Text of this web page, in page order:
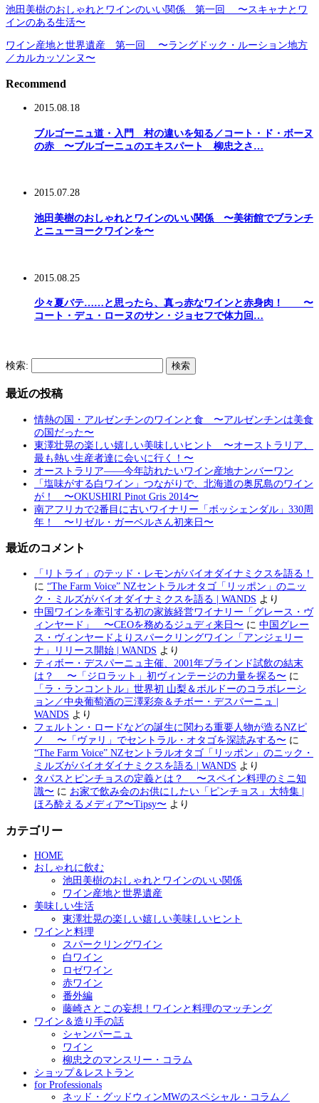
池田美樹のおしゃれとワインのいい関係 第一回 〜スキャナとワ
インのある生活〜
ワイン産地と世界遺産 第一回 〜ラングドック・ルーション地方
／カルカッソンヌ〜
Recommend
2015.08.18
ブルゴーニュ道・入門 村の違いを知る／コート・ド・ボーヌ
の赤 〜ブルゴーニュのエキスパート 柳忠之さ…
2015.07.28
池田美樹のおしゃれとワインのいい関係 〜美術館でブランチ
とニューヨークワインを〜
2015.08.25
少々夏バテ……と思ったら、真っ赤なワインと赤身肉！ 〜
コート・デュ・ローヌのサン・ジョセフで体力回…
検索:
最近の投稿
情熱の国・アルゼンチンのワインと食 〜アルゼンチンは美食
の国だった〜
東澤壮晃の楽しい嬉しい美味しいヒント 〜オーストラリア、
最も熱い生産者達に会いに行く！〜
オーストラリア――今年訪れたいワイン産地ナンバーワン
「塩味がする白ワイン」つながりで、北海道の奥尻島のワイン
が！ 〜OKUSHIRI Pinot Gris 2014〜
南アフリカで2番目に古いワイナリー「ボッシェンダル」330周
年！ 〜リゼル・ガーベルさん初来日〜
最近のコメント
「リトライ」のテッド・レモンがバイオダイナミクスを語る！
に “The Farm Voice” NZセントラルオタゴ「リッポン」のニッ
ク・ミルズがバイオダイナミクスを語る | WANDS より
中国ワインを牽引する初の家族経営ワイナリー「グレース・ヴ
ィンヤード」 〜CEOを務めるジュディ来日〜 に 中国グレー
ス・ヴィンヤードよりスパークリングワイン「アンジェリー
ナ」リリース開始 | WANDS より
ティボー・デスパーニュ主催、2001年ブラインド試飲の結末
は？ 〜「ジロラット」初ヴィンテージの力量を探る〜 に
「ラ・ランコントル」世界初 山梨＆ボルドーのコラボレーシ
ョン／中央葡萄酒の三澤彩奈＆チボー・デスパーニュ |
WANDS より
フェルトン・ロードなどの誕生に関わる重要人物が造るNZピ
ノ 〜「ヴァリ」でセントラル・オタゴを深読みする〜 に
“The Farm Voice” NZセントラルオタゴ「リッポン」のニック・
ミルズがバイオダイナミクスを語る | WANDS より
タパスとピンチョスの定義とは？ 〜スペイン料理のミニ知
識〜 に お家で飲み会のお供にしたい「ピンチョス」大特集 |
ほろ酔えるメディア〜Tipsy〜 より
カテゴリー
HOME
おしゃれに飲む
池田美樹のおしゃれとワインのいい関係
ワイン産地と世界遺産
美味しい生活
東澤壮晃の楽しい嬉しい美味しいヒント
ワインと料理
スパークリングワイン
白ワイン
ロゼワイン
赤ワイン
番外編
藤崎さとこの妄想！ワインと料理のマッチング
ワイン＆造り手の話
シャンパーニュ
ワイン
柳忠之のマンスリー・コラム
ショップ＆レストラン
for Professionals
ネッド・グッドウィンMWのスペシャル・コラム／